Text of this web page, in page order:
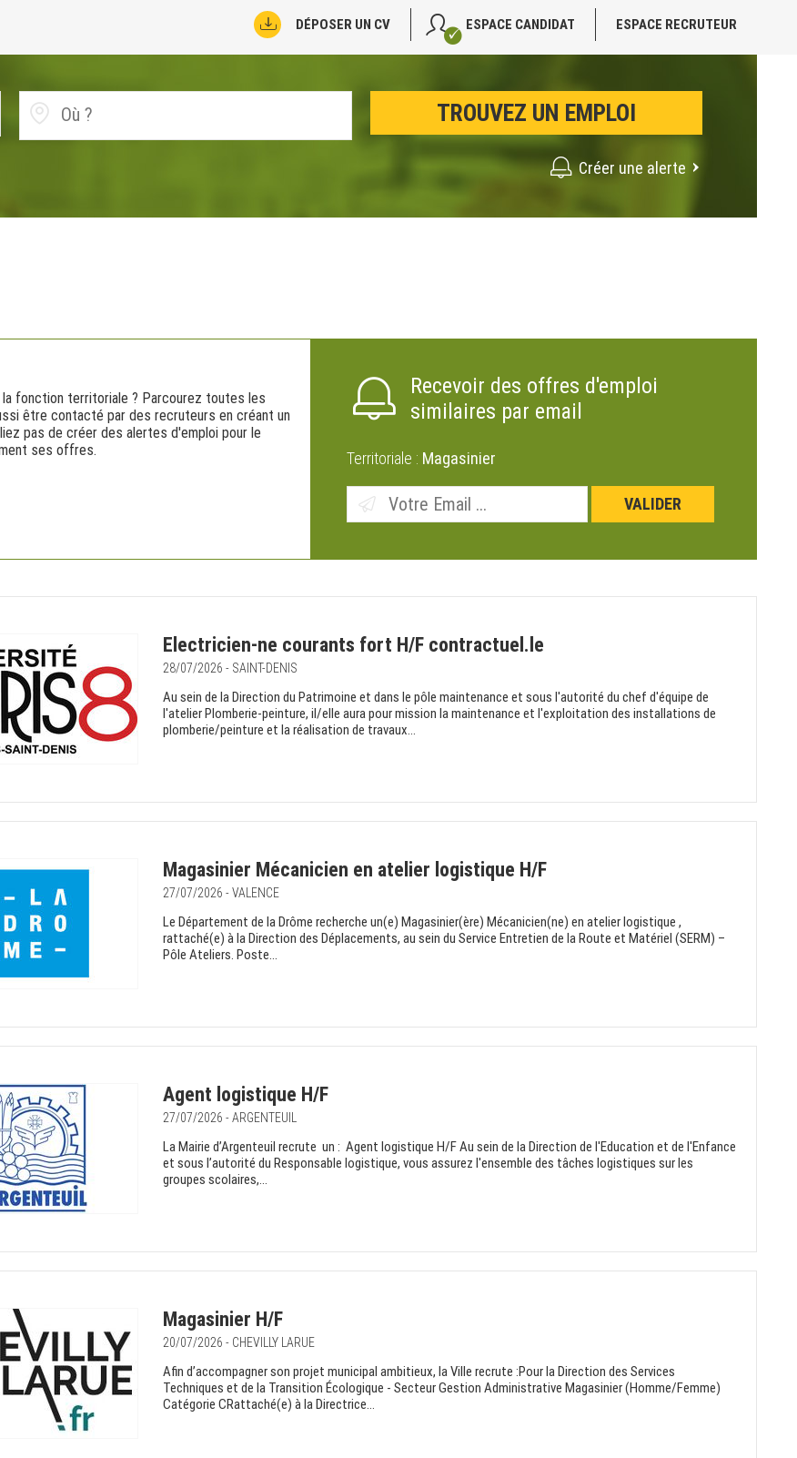
DÉPOSER UN CV ESPACE CANDIDAT ESPACE RECRUTEUR
Créer une alerte
fonction territoriale ? Parcourez toutes les
être contacté par des recruteurs en créant un
pas de créer des alertes d'emploi pour le
ses offres.
Recevoir des offres d'emploi
similaires par email
Territoriale : Magasinier
Electricien-ne courants fort H/F contractuel.le
28/07/2026 - SAINT-DENIS
Au sein de la Direction du Patrimoine et dans le pôle maintenance et sous l'autorité du chef d'équipe de
l'atelier Plomberie-peinture, il/elle aura pour mission la maintenance et l'exploitation des installations de
plomberie/peinture et la réalisation de travaux...
Magasinier Mécanicien en atelier logistique H/F
27/07/2026 - VALENCE
Le Département de la Drôme recherche un(e) Magasinier(ère) Mécanicien(ne) en atelier logistique ,
rattaché(e) à la Direction des Déplacements, au sein du Service Entretien de la Route et Matériel (SERM) –
Pôle Ateliers. Poste...
Agent logistique H/F
27/07/2026 - ARGENTEUIL
La Mairie d’Argenteuil recrute un : Agent logistique H/F Au sein de la Direction de l'Education et de l'Enfance
et sous l’autorité du Responsable logistique, vous assurez l'ensemble des tâches logistiques sur les
groupes scolaires,...
Magasinier H/F
20/07/2026 - CHEVILLY LARUE
Afin d’accompagner son projet municipal ambitieux, la Ville recrute :Pour la Direction des Services
Techniques et de la Transition Écologique - Secteur Gestion Administrative Magasinier (Homme/Femme)
Catégorie CRattaché(e) à la Directrice...